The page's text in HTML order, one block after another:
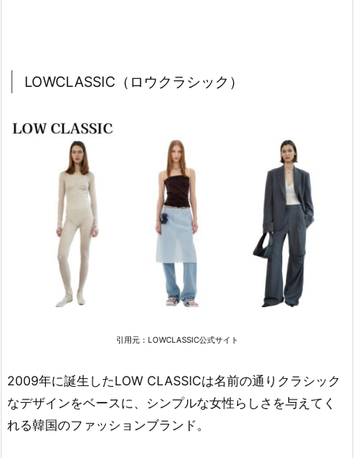
LOWCLASSIC（ロウクラシック）
引用元：LOWCLASSIC公式サイト
2009年に誕生したLOW CLASSICは名前の通りクラシック
なデザインをベースに、シンプルな女性らしさを与えてく
れる韓国のファッションブランド。